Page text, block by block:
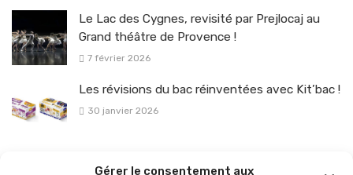
Gérer le consentement aux
Le Lac des Cygnes, revisité par Prejlocaj au
Grand théâtre de Provence !
7 février 2026
Les révisions du bac réinventées avec Kit’bac !
30 janvier 2026